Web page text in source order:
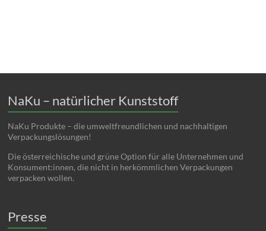
NaKu – natürlicher Kunststoff
NaKu Produkte – die umweltfreundlichen und nachhaltigen
Verpackungslösungen!
Die österreichische und grüne Option für alle Unternehmen und
Konsument:innen, die nicht in herkömmlichen Verpackungen
verpacken wollen.
Presse